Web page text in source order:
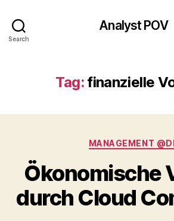
Search
Analyst POV
Tag: finanzielle
MANAGEMENT
Ökonomische
durch Cloud